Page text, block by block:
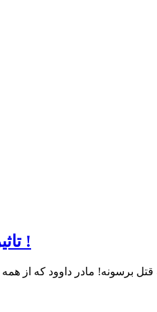
تاثیر شگفت انگیز دعای ام داوود بر سرنوشت داوود !
مادر داوود که از همه جا